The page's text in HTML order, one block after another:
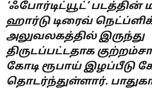
‘ஃபோர்டிட்யூட்’ படத்தின்
ஹார்டு டிரைவ்
அலுவலகத்தில் இருந்து
திருடப்பட்டதாக
கோடி ரூபாய் இழப்பீடு
தொடர்ந்துள்ளார்.